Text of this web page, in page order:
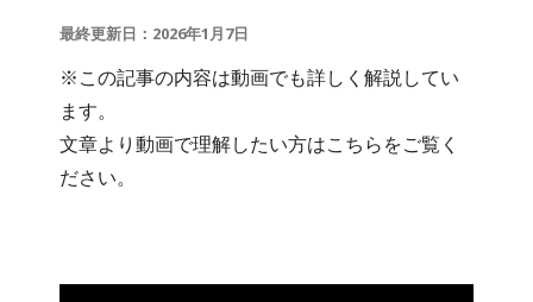
最終更新日：2026年1月7日
※この記事の内容は動画でも詳しく解説してい
ます。
文章より動画で理解したい方はこちらをご覧く
ださい。